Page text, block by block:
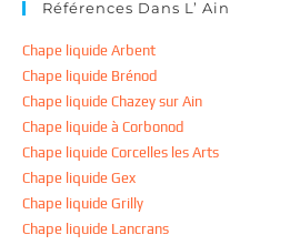
Références Dans L’ Ain
Chape liquide Arbent
Chape liquide Brénod
Chape liquide Chazey sur Ain
Chape liquide à Corbonod
Chape liquide Corcelles les Arts
Chape liquide Gex
Chape liquide Grilly
Chape liquide Lancrans